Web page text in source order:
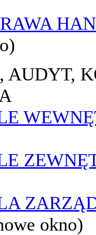
AUDYT,
okno)